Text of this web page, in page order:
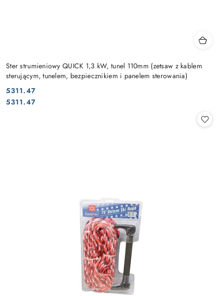
Ster strumieniowy QUICK 1,3 kW, tunel 110mm (zetsaw z kablem
sterującym, tunelem, bezpiecznikiem i panelem sterowania)
Cena:
5311.47
Cena:
5311.47